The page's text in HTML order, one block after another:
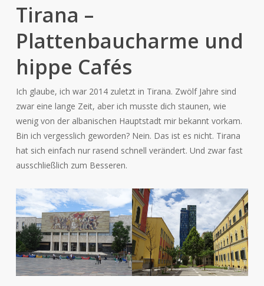
Tirana –
Plattenbaucharme und
hippe Cafés
Ich glaube, ich war 2014 zuletzt in Tirana. Zwölf Jahre sind
zwar eine lange Zeit, aber ich musste dich staunen, wie
wenig von der albanischen Hauptstadt mir bekannt vorkam.
Bin ich vergesslich geworden? Nein. Das ist es nicht. Tirana
hat sich einfach nur rasend schnell verändert. Und zwar fast
ausschließlich zum Besseren.